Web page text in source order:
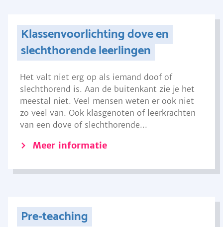
Klassenvoorlichting dove en
slechthorende leerlingen
Het valt niet erg op als iemand doof of
slechthorend is. Aan de buitenkant zie je het
meestal niet. Veel mensen weten er ook niet
zo veel van. Ook klasgenoten of leerkrachten
van een dove of slechthorende...
Meer informatie
Pre-teaching